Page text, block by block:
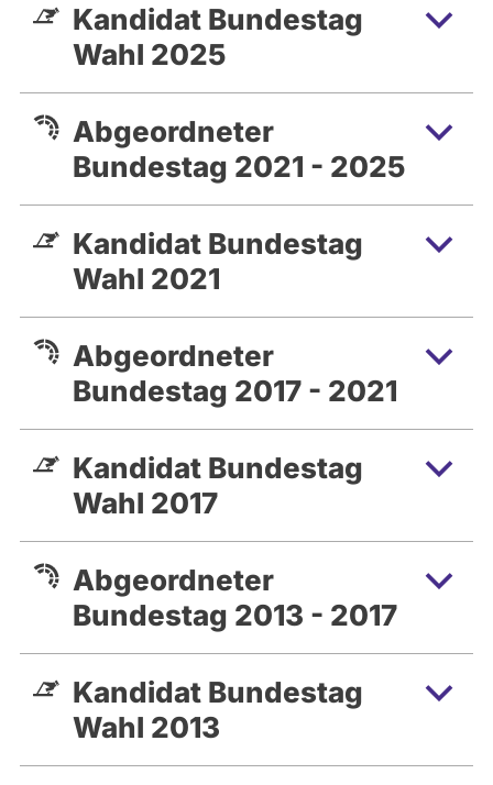
Kandidat Bundestag
Wahl 2025
Abgeordneter
Bundestag 2021 - 2025
Kandidat Bundestag
Wahl 2021
Abgeordneter
Bundestag 2017 - 2021
Kandidat Bundestag
Wahl 2017
Abgeordneter
Bundestag 2013 - 2017
Kandidat Bundestag
Wahl 2013